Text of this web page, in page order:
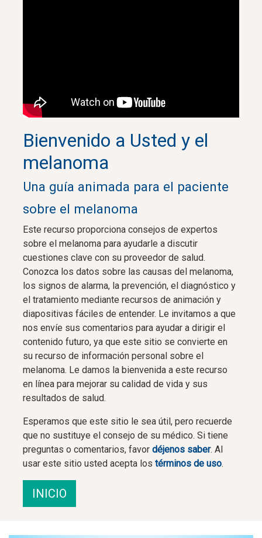
Bienvenido a Usted y el
melanoma
Una guía animada para el paciente
sobre el melanoma
Este recurso proporciona consejos de expertos
sobre el melanoma para ayudarle a discutir
cuestiones clave con su proveedor de salud.
Conozca los datos sobre las causas del melanoma,
los signos de alarma, la prevención, el diagnóstico y
el tratamiento mediante recursos de animación y
diapositivas fáciles de entender. Le invitamos a que
nos envíe sus comentarios para ayudar a dirigir el
contenido futuro, ya que este sitio se convierte en
su recurso de información personal sobre el
melanoma. Le damos la bienvenida a este recurso
en línea para mejorar su calidad de vida y sus
resultados de salud.
Esperamos que este sitio le sea útil, pero recuerde
que no sustituye el consejo de su médico. Si tiene
preguntas o comentarios, favor déjenos saber. Al
usar este sitio usted acepta los términos de uso.
INICIO